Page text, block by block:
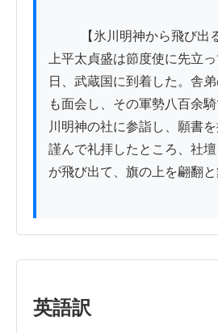
上平太貞盛は節度使に先立
日、武蔵国に到着した。舎
も面会し、その軍勢八百余
川明神の社に参詣し、願書
謹んで礼拝したところ、社
が飛び出て、旗の上を翩翻と
英語訳